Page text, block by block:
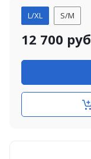
L/XL S/M
12 700 руб